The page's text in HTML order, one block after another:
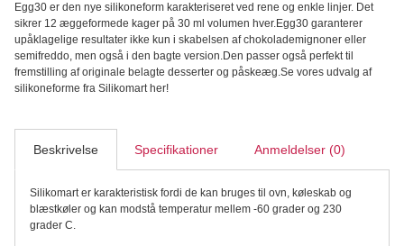
-
Silikomart
antal
Egg30 er den nye silikoneform karakteriseret ved rene og enkle linjer. Det
sikrer 12 æggeformede kager på 30 ml volumen hver.Egg30 garanterer
upåklagelige resultater ikke kun i skabelsen af chokolademignoner eller
semifreddo, men også i den bagte version.Den passer også perfekt til
fremstilling af originale belagte desserter og påskeæg.Se vores udvalg af
silikoneforme fra Silikomart her!
Beskrivelse Specifikationer Anmeldelser (0)
Silikomart er karakteristisk fordi de kan bruges til ovn, køleskab og
blæstkøler og kan modstå temperatur mellem -60 grader og 230
grader C.